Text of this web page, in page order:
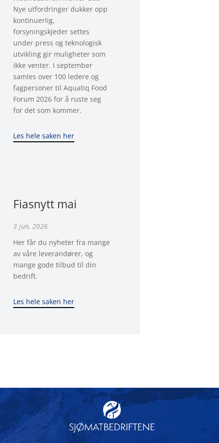
Nye utfordringer dukker opp
kontinuerlig,
forsyningskjeder settes
under press og teknologisk
utvikling gir muligheter som
ikke venter. I september
samles over 100 ledere og
fagpersoner til Aquatiq Food
Forum 2026 for å ruste seg
for det som kommer.
Les hele saken her
Fiasnytt mai
3 jun, 2026
Her får du nyheter fra mange
av våre leverandører, og
mange gode tilbud til din
bedrift.
Les hele saken her